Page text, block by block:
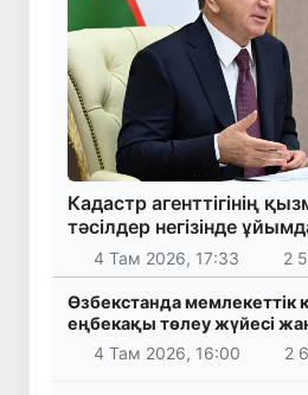
Кадастр агенттігінің
тәсілдер негізінде
4 Там 2026, 17:33 2
Өзбекстанда мемлекеттік
еңбекақы төлеу жүйесі
4 Там 2026, 16:00
2